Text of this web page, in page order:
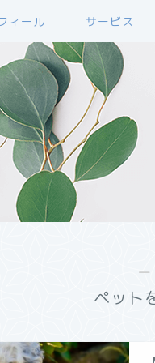
ィール サービス
―
ペット